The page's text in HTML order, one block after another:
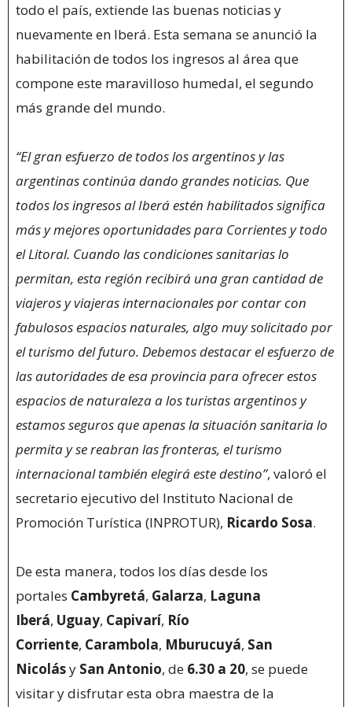
todo el país, extiende las buenas noticias y
nuevamente en Iberá. Esta semana se anunció la
habilitación de todos los ingresos al área que
compone este maravilloso humedal, el segundo
más grande del mundo.
“El gran esfuerzo de todos los argentinos y las
argentinas continúa dando grandes noticias. Que
todos los ingresos al Iberá estén habilitados significa
más y mejores oportunidades para Corrientes y todo
el Litoral. Cuando las condiciones sanitarias lo
permitan, esta región recibirá una gran cantidad de
viajeros y viajeras internacionales por contar con
fabulosos espacios naturales, algo muy solicitado por
el turismo del futuro. Debemos destacar el esfuerzo de
las autoridades de esa provincia para ofrecer estos
espacios de naturaleza a los turistas argentinos y
estamos seguros que apenas la situación sanitaria lo
permita y se reabran las fronteras, el turismo
internacional también elegirá este destino”, valoró el
secretario ejecutivo del Instituto Nacional de
Promoción Turística (INPROTUR), Ricardo Sosa.
De esta manera, todos los días desde los
portales Cambyretá, Galarza, Laguna
Iberá, Uguay, Capivarí, Río
Corriente, Carambola, Mburucuyá, San
NicolásySan Antonio, de 6.30 a 20, se puede
visitar y disfrutar esta obra maestra de la